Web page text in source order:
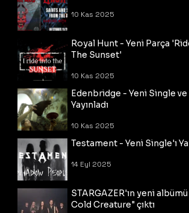
10 Kas 2025
Royal Hunt - Yeni Parça
The Sunset'
10 Kas 2025
Edenbridge - Yeni Single
Yayınladı
10 Kas 2025
Testament - Yeni Single'ı
14 Eyl 2025
STARGAZER'ın yeni
Cold Creature" çıktı